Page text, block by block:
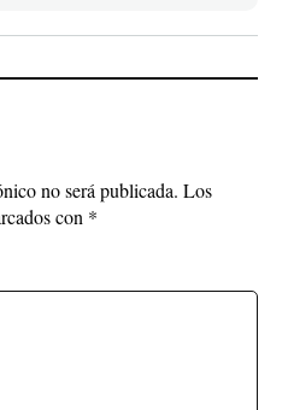
no será publicada. Los
con *